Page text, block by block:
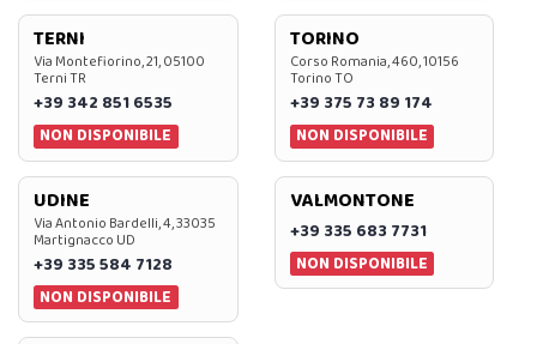
TERNI
Via Montefiorino, 21, 05100
Terni TR
+39 342 851 6535
NON DISPONIBILE
TORINO
Corso Romania, 460, 10156
Torino TO
+39 375 73 89 174
NON DISPONIBILE
UDINE
Via Antonio Bardelli, 4, 33035
Martignacco UD
+39 335 584 7128
NON DISPONIBILE
VALMONTONE
+39 335 683 7731
NON DISPONIBILE